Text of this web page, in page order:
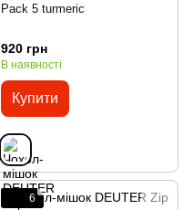
Pack 5 turmeric
920 грн
В наявності
Купити
6